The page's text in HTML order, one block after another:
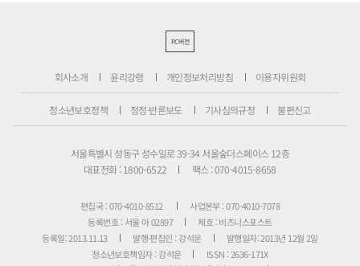
PC버전
회사소개 윤리강령 개인정보처리방침 이용자위원회
청소년보호정책 정정·반론보도 기사심의규정 불편신고
서울특별시 성동구 성수일로 39-34 서울숲더스페이스 12층
대표전화 : 1800-6522
팩스 : 070-4015-8658
편집국 : 070-4010-8512
사업본부 : 070-4010-7078
등록번호 : 서울 아 02897
제호 : 비즈니스포스트
등록일: 2013.11.13
발행·편집인 : 강석운
발행일자: 2013년 12월 2일
청소년보호책임자 : 강석운
ISSN : 2636-171X